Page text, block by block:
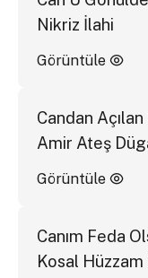
Nikriz İlahi
Görüntüle
Candan
Amir Ateş
Görüntüle
Canım Feda
Kosal Hüzzam